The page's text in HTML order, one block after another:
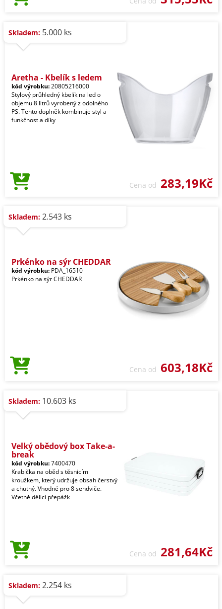
Skladem: 5.000 ks
Aretha - Kbelík s ledem
kód výrobku:20805216000
Stylový průhledný kbelík na led o
objemu 8 litrů vyrobený z odolného
PS. Tento doplněk kombinuje styl a
funkčnost a díky
Cena od 283,19Kč
Skladem: 2.543 ks
Prkénko na sýr CHEDDAR
kód výrobku: PDA_16510
Prkénko na sýr CHEDDAR
Cena od 603,18Kč
Skladem: 10.603 ks
Velký obědový box Take-a-
break
kód výrobku:7400470
Krabička na oběd s těsnicím
kroužkem, který udržuje obsah čerstvý
a chutný. Vhodné pro 8 sendviče.
Včetně dělicí přepážk
Cena od 281,64Kč
Skladem: 2.254 ks